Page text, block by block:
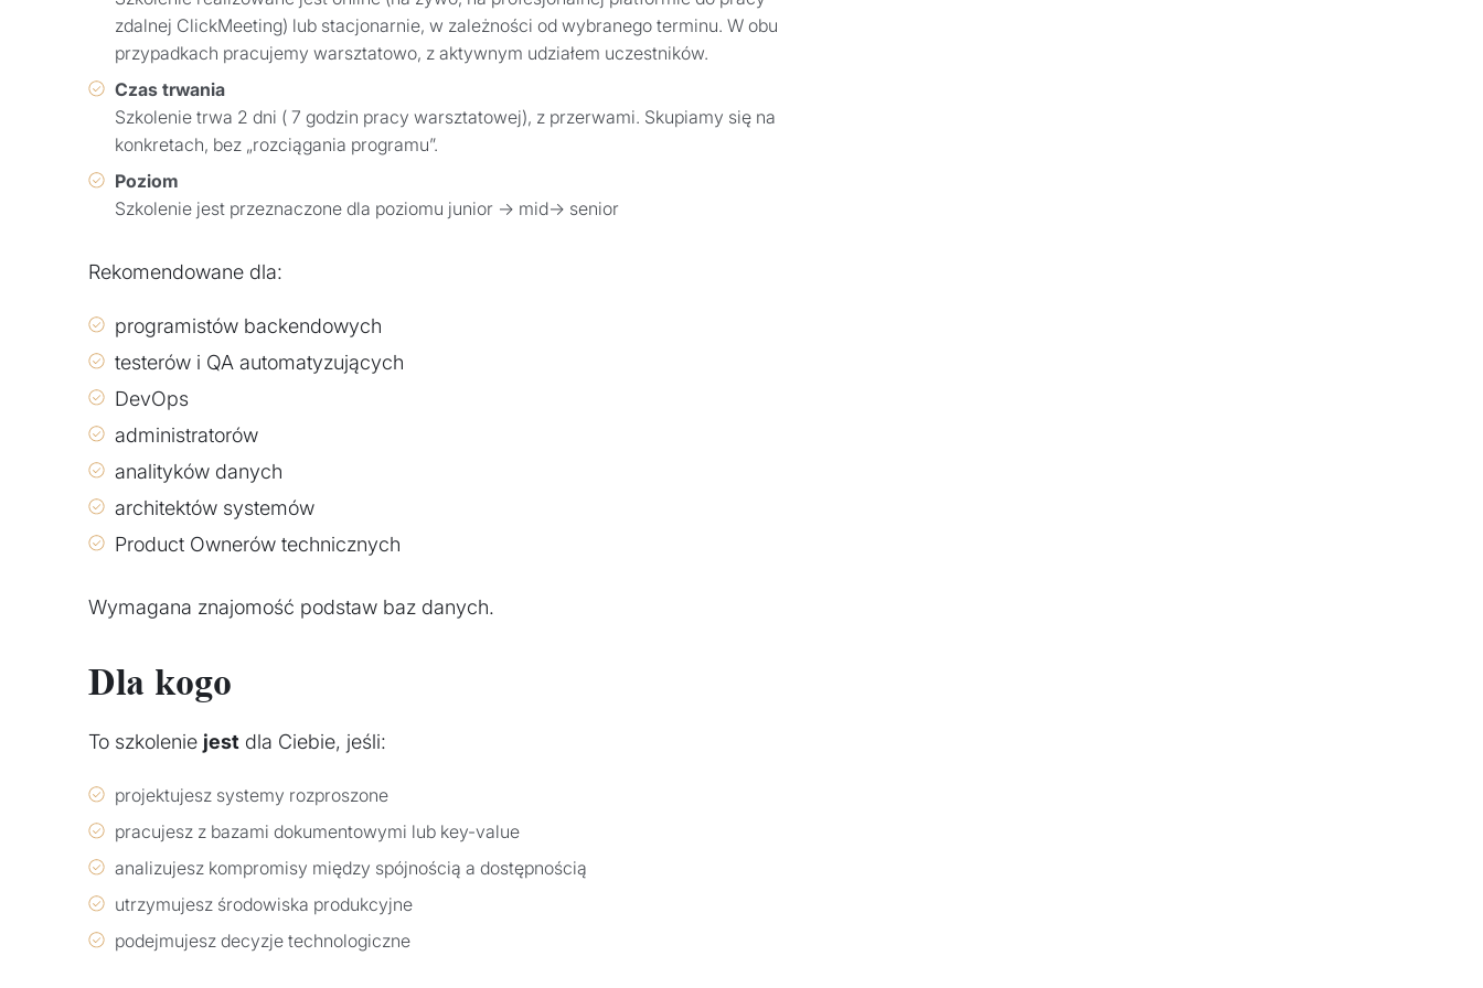
zdalnej ClickMeeting) lub stacjonarnie, w zależności od wybranego terminu. W obu
przypadkach pracujemy warsztatowo, z aktywnym udziałem uczestników.
Czas trwania
Szkolenie trwa 2 dni ( 7 godzin pracy warsztatowej), z przerwami. Skupiamy się na
konkretach, bez „rozciągania programu”.
Poziom
Szkolenie jest przeznaczone dla poziomu junior → mid→ senior
Rekomendowane dla:
programistów backendowych
testerów i QA automatyzujących
DevOps
administratorów
analityków danych
architektów systemów
Product Ownerów technicznych
Wymagana znajomość podstaw baz danych.
Dla kogo
To szkolenie jest dla Ciebie, jeśli:
projektujesz systemy rozproszone
pracujesz z bazami dokumentowymi lub key-value
analizujesz kompromisy między spójnością a dostępnością
utrzymujesz środowiska produkcyjne
podejmujesz decyzje technologiczne